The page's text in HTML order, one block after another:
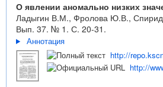
О явлении аномально низких
Ладыгин В.М., Фролова Ю.В.,
Вып. 37. № 1. С. 20-31.
Аннотация
http://
http://